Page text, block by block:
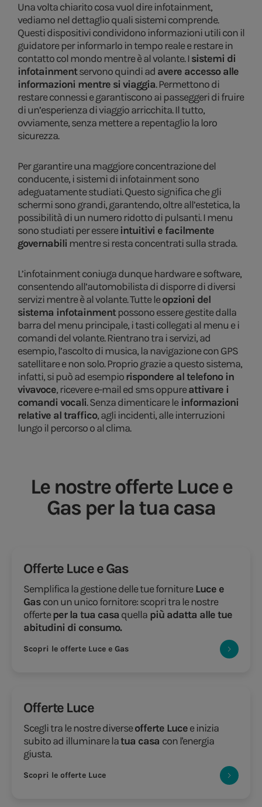
Una volta chiarito cosa vuol dire infotainment,
vediamo nel dettaglio quali sistemi comprende.
Questi dispositivi condividono informazioni utili con il
guidatore per informarlo in tempo reale e restare in
contatto col mondo mentre è al volante. Isistemi di
infotainmentservono quindi ad avere accesso alle
informazioni mentre si viaggia. Permettono di
restare connessi e garantiscono ai passeggeri di fruire
di un’esperienza di viaggio arricchita. Il tutto,
ovviamente, senza mettere a repentaglio la loro
sicurezza.
Per garantire una maggiore concentrazione del
conducente, i sistemi di infotainment sono
adeguatamente studiati. Questo significa che gli
schermi sono grandi, garantendo, oltre all’estetica, la
possibilità di un numero ridotto di pulsanti. I menu
sono studiati per essereintuitivi e facilmente
governabili mentre si resta concentrati sulla strada.
L’infotainment coniuga dunque hardware e software,
consentendo all’automobilista di disporre di diversi
servizi mentre è al volante. Tutte leopzioni del
sistema infotainmentpossono essere gestite dalla
barra del menu principale, i tasti collegati al menu e i
comandi del volante. Rientrano tra i servizi, ad
esempio, l’ascolto di musica, la navigazione con GPS
satellitare e non solo. Proprio grazie a questo sistema,
infatti, si può ad esempiorispondere al telefono in
vivavoce, ricevere e-mail ed sms oppureattivare i
comandi vocali. Senza dimenticare leinformazioni
relative al traffico, agli incidenti, alle interruzioni
lungo il percorso o al clima.
Le nostre offerte Luce e
Gas per la tua casa
Offerte Luce e Gas
Semplifica la gestione delle tue fornitureLuce e
Gascon un unico fornitore: scopri tra le nostre
offerteper la tua casa quella più adatta alle tue
abitudini di consumo.
Scopri le offerte Luce e Gas
Offerte Luce
Scegli tra le nostre diverseofferte Lucee inizia
subito ad illuminare latua casa con l'energia
giusta.
Scopri le offerte Luce